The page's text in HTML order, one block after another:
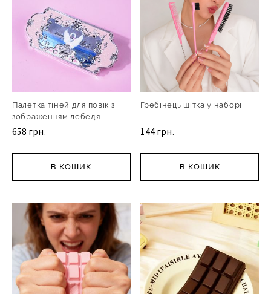
Палетка тіней для повік з
зображенням лебедя
658 грн.
В КОШИК
Гребінець щітка у наборі
144 грн.
В КОШИК